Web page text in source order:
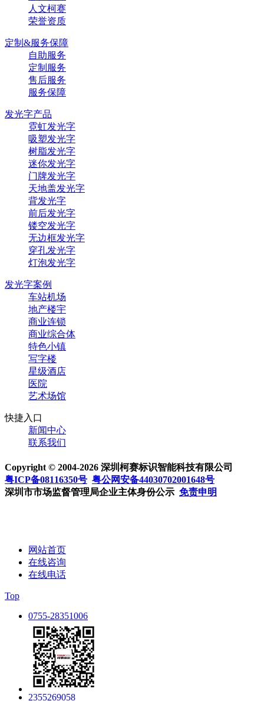
人文柯赛
荣誉资质
定制&服务保障
自助服务
定制服务
售后服务
服务保障
发光字产品
霓虹发光字
吸塑发光字
树脂发光字
迷你发光字
门牌发光字
天地盖发光字
背发光字
前后发光字
镂空发光字
无边框发光字
穿孔发光字
灯泡发光字
发光字案例
车站机场
地产楼宇
商业连锁
商业综合体
特色小镇
写字楼
星级酒店
医院
艺术场馆
快捷入口
新闻中心
联系我们
Copyright © 2004-2026 深圳柯赛标识智能科技有限公司
粤ICP备08116350号 粤公网安备44030702001648号
深圳市市场监督管理局企业主体身份公示 免责申明
网站首页
在线咨询
在线电话
Top
0755-28351006
2355269058